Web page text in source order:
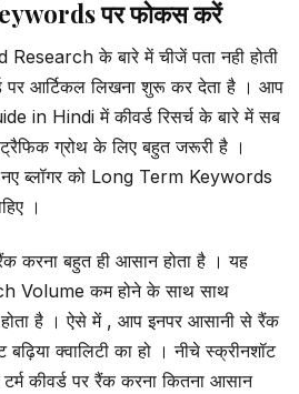
पर फोकस करें
के बारे में चीजें पता नही होती
पर आर्टिकल लिखना शुरू कर देता है । आप
in Hindi में कीवर्ड रिसर्च के बारे में सब
ग्रोथ के लिए बहुत जरूरी है ।
नए ब्लॉगर को Long Term Keywords
।
करना बहुत ही आसान होता है । यह
Volume कम होने के साथ साथ
है । ऐसे में , आप इनपर आसानी से रैंक
क्वालिटी का हो । नीचे स्क्रीनशॉट
कीवर्ड पर रैंक करना कितना आसान